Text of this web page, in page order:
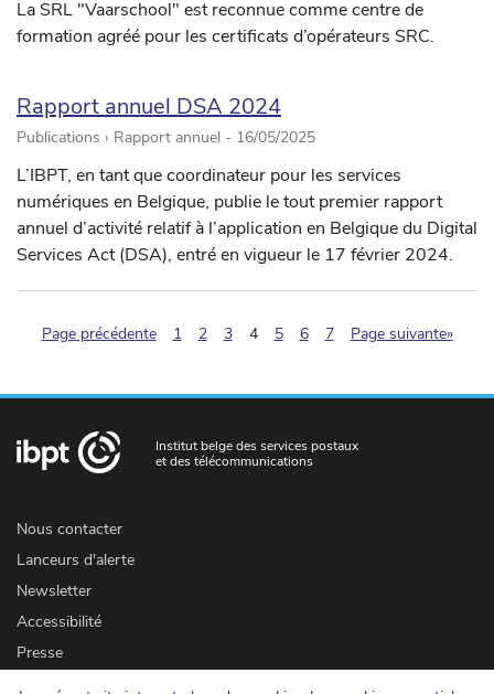
La SRL "Vaarschool" est reconnue comme centre de
formation agréé pour les certificats d’opérateurs SRC.
Rapport annuel DSA 2024
Publications › Rapport annuel - 16/05/2025
L’IBPT, en tant que coordinateur pour les services
numériques en Belgique, publie le tout premier rapport
annuel d’activité relatif à l’application en Belgique du Digital
Services Act (DSA), entré en vigueur le 17 février 2024.
Page précédente 1 2 3 4(pagination.current)
5 6 7 Page suivante»
Institut belge des services postaux
et des télécommunications
Nous contacter
Lanceurs d'alerte
Newsletter
Accessibilité
Presse